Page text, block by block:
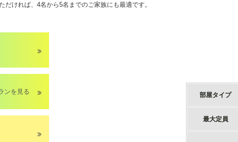
ければ、4名から5名までのご家族にも最適です。
ンを見る
部屋タイプ
最大定員